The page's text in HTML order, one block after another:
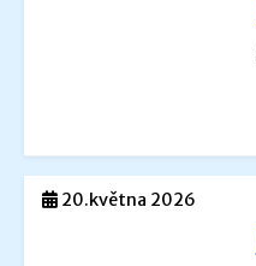
20.května 2026